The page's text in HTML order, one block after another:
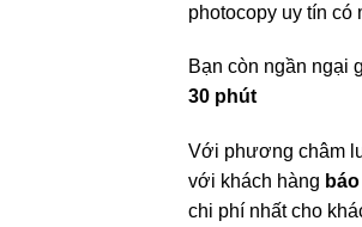
photocopy uy tín có
Bạn còn ngần ngại
30 phút
Với phương châm
với khách hàng
chi phí nhất cho